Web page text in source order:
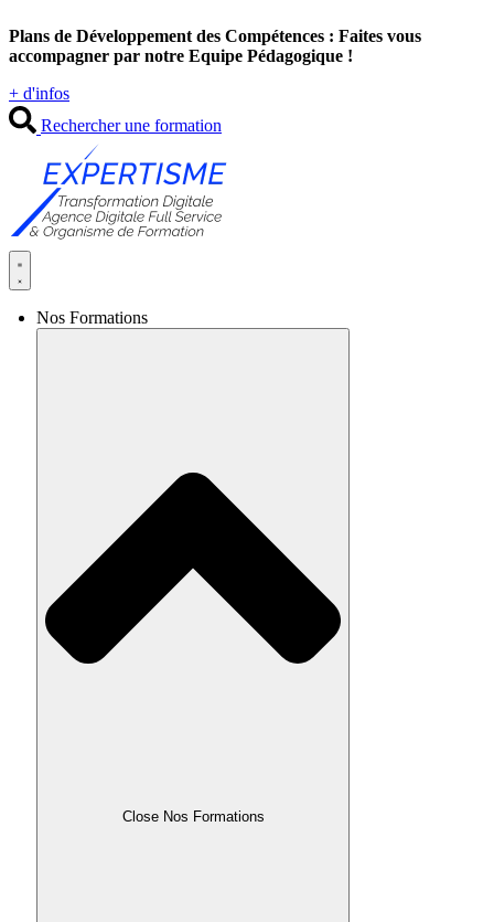
au
contenu
Plans de Développement des Compétences : Faites vous
accompagner par notre Equipe Pédagogique !
+ d'infos
Rechercher une formation
Nos Formations
Close Nos Formations